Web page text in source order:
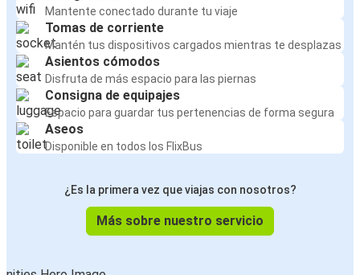
Mantente conectado durante tu viaje
Tomas de corriente
Mantén tus dispositivos cargados mientras te desplazas
Asientos cómodos
Disfruta de más espacio para las piernas
Consigna de equipajes
Espacio para guardar tus pertenencias de forma segura
Aseos
Disponible en todos los FlixBus
¿Es la primera vez que viajas con nosotros?
Más sobre nuestro servicio